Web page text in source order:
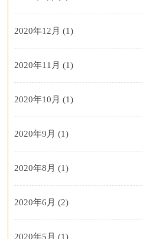
2020年12月 (1)
2020年11月 (1)
2020年10月 (1)
2020年9月 (1)
2020年8月 (1)
2020年6月 (2)
2020年5月 (1)